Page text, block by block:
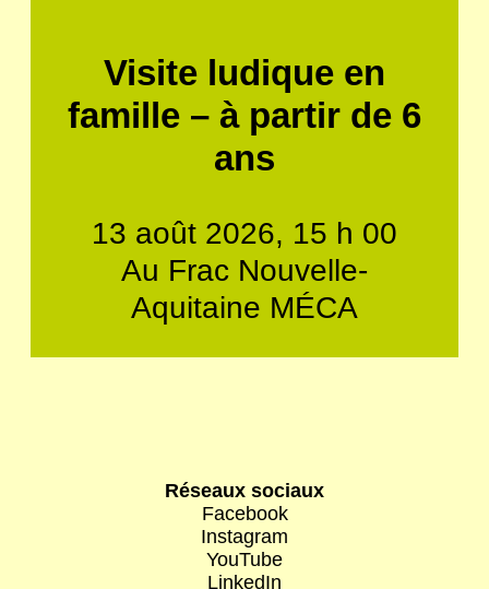
Visite ludique en
famille – à partir de 6
ans
13 août 2026, 15 h 00
Au Frac Nouvelle-
Aquitaine MÉCA
Réseaux sociaux
Facebook
Instagram
YouTube
LinkedIn